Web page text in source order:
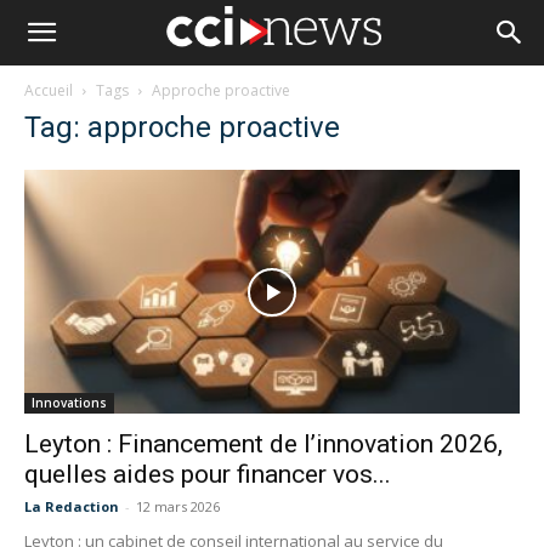
Accueil Tags Approche proactive
Tag: approche proactive
Innovations
Leyton : Financement de l’innovation 2026,
quelles aides pour financer vos...
La Redaction - 12 mars 2026
Leyton : un cabinet de conseil international au service du